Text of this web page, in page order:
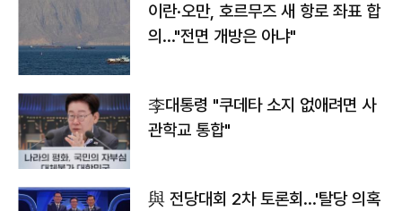
이란·오만, 호르무즈 새 항로 좌표 합
의…"전면 개방은 아냐"
李대통령 "쿠데타 소지 없애려면 사
관학교 통합"
與 전당대회 2차 토론회…'탈당 의혹